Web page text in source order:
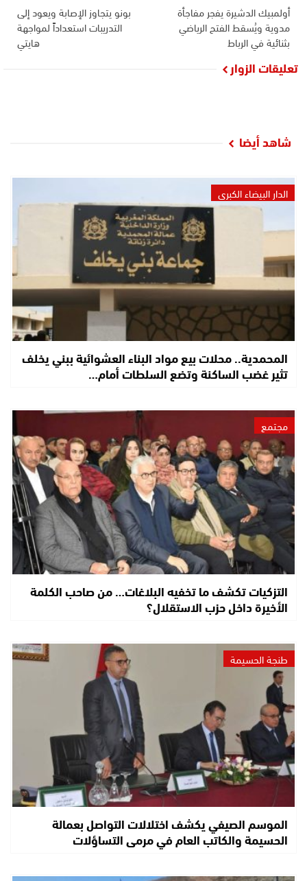
أولمبيك الدشيرة يفجر مفاجأة
مدوية ويُسقط الفتح الرياضي
بثنائية في الرباط
بونو يتجاوز الإصابة ويعود إلى
التدريبات استعداداً لمواجهة
هايتي
تعليقات الزوار
شاهد أيضا
الدار البيضاء الكبرى
المحمدية.. محلات بيع مواد البناء العشوائية ببني يخلف
تثير غضب الساكنة وتضع السلطات أمام…
مجتمع
التزكيات تكشف ما تخفيه البلاغات… من صاحب الكلمة
الأخيرة داخل حزب الاستقلال؟
طنجة الحسيمة
الموسم الصيفي يكشف اختلالات التواصل بعمالة
الحسيمة والكاتب العام في مرمى التساؤلات